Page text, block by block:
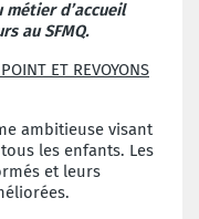
d’accueil
au SFMQ.
ET REVOYONS
ambitieuse visant
les enfants. Les
et leurs